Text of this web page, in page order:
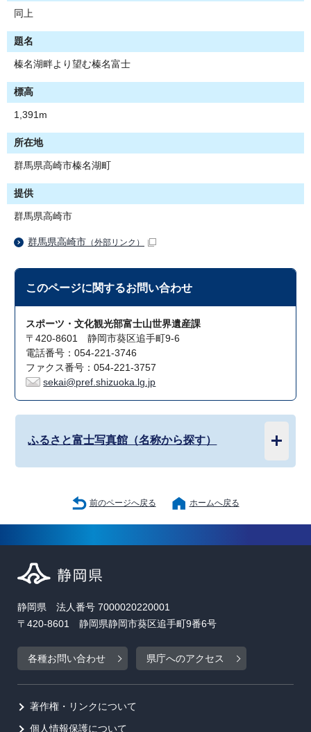
同上
題名
榛名湖畔より望む榛名富士
標高
1,391m
所在地
群馬県高崎市榛名湖町
提供
群馬県高崎市
群馬県高崎市 （外部リンク）
このページに関するお問い合わせ
スポーツ・文化観光部富士山世界遺産課
〒420-8601 静岡市葵区追手町9-6
電話番号：054-221-3746
ファクス番号：054-221-3757
sekai@pref.shizuoka.lg.jp
ふるさと富士写真館（名称から探す）
前のページへ戻る ホームへ戻る
静岡県 法人番号 7000020220001
〒420-8601 静岡県静岡市葵区追手町9番6号
各種お問い合わせ 県庁へのアクセス
著作権・リンクについて
個人情報保護について